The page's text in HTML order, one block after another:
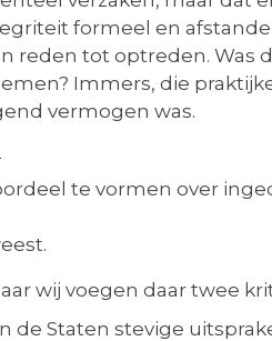
formeel en
reden tot optreden. Was
Immers, die
vermogen was.
te vormen over
wij voegen daar twee
de Staten stevige